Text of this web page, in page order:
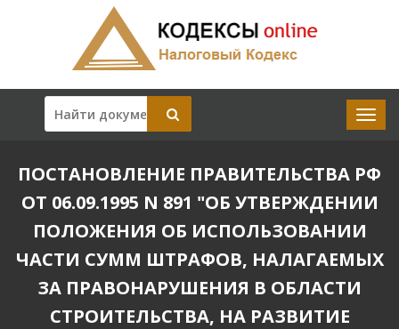
ПОСТАНОВЛЕНИЕ ПРАВИТЕЛЬСТВА РФ
ОТ 06.09.1995 N 891 "ОБ УТВЕРЖДЕНИИ
ПОЛОЖЕНИЯ ОБ ИСПОЛЬЗОВАНИИ
ЧАСТИ СУММ ШТРАФОВ, НАЛАГАЕМЫХ
ЗА ПРАВОНАРУШЕНИЯ В ОБЛАСТИ
СТРОИТЕЛЬСТВА, НА РАЗВИТИЕ